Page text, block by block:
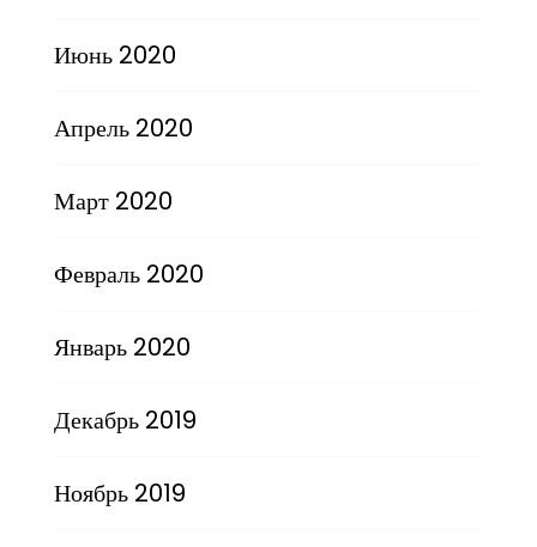
Июнь 2020
Апрель 2020
Март 2020
Февраль 2020
Январь 2020
Декабрь 2019
Ноябрь 2019